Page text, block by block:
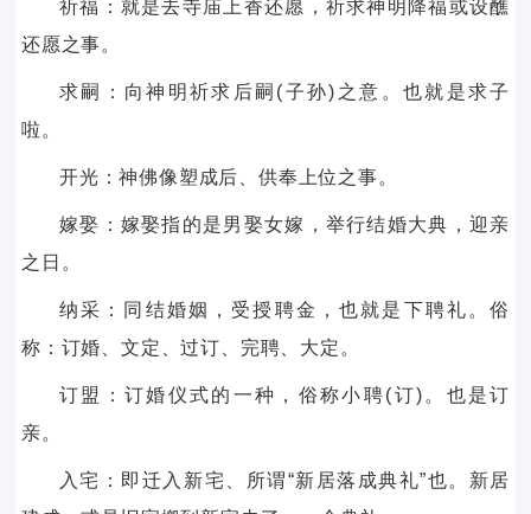
祈福：就是去寺庙上香还愿，祈求神明降福或设醮
还愿之事。
求嗣：向神明祈求后嗣(子孙)之意。也就是求子
啦。
开光：神佛像塑成后、供奉上位之事。
嫁娶：嫁娶指的是男娶女嫁，举行结婚大典，迎亲
之日。
纳采：同结婚姻，受授聘金，也就是下聘礼。俗
称：订婚、文定、过订、完聘、大定。
订盟：订婚仪式的一种，俗称小聘(订)。也是订
亲。
入宅：即迁入新宅、所谓“新居落成典礼”也。新居